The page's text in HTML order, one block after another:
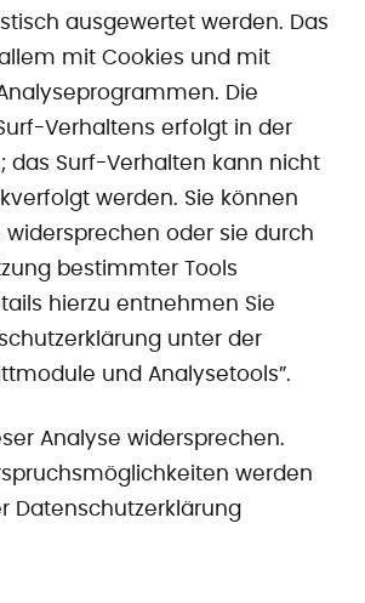
ausgewertet werden. Das
mit Cookies und mit
Die
Verhaltens erfolgt in der
das Surf-Verhalten kann nicht
werden. Sie können
widersprechen oder sie durch
bestimmter Tools
hierzu entnehmen Sie
unter der
und Analysetools”.
Analyse widersprechen.
werden
Datenschutzerklärung